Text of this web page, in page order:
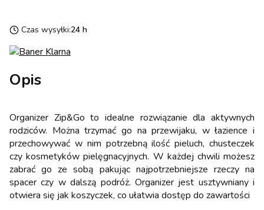
Czas wysyłki:24 h
Opis
Organizer Zip&Go to idealne rozwiązanie dla aktywnych
rodziców. Można trzymać go na przewijaku, w łazience i
przechowywać w nim potrzebną ilość pieluch, chusteczek
czy kosmetyków pielęgnacyjnych. W każdej chwili możesz
zabrać go ze sobą pakując najpotrzebniejsze rzeczy na
spacer czy w dalszą podróż. Organizer jest usztywniany i
otwiera się jak koszyczek, co ułatwia dostęp do zawartości